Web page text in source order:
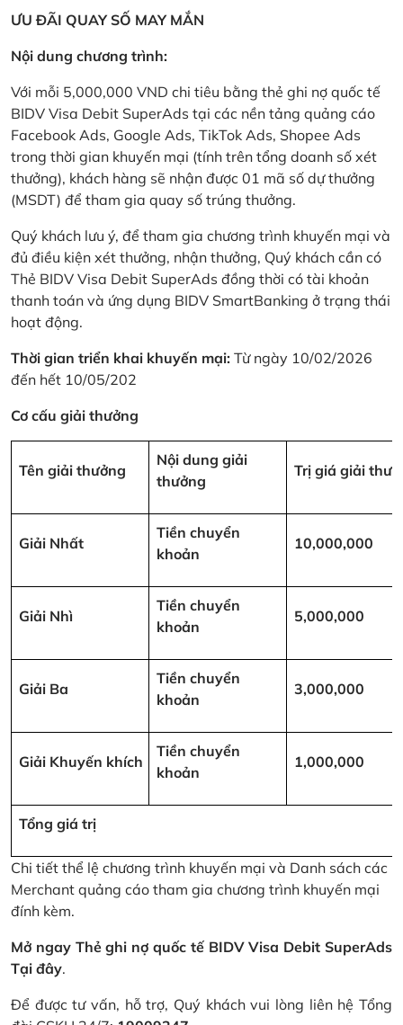
ƯU ĐÃI QUAY SỐ MAY MẮN
Nội dung chương trình:
Với mỗi 5,000,000 VND chi tiêu bằng thẻ ghi nợ quốc tế
BIDV Visa Debit SuperAds tại các nền tảng quảng cáo
Facebook Ads, Google Ads, TikTok Ads, Shopee Ads
trong thời gian khuyến mại (tính trên tổng doanh số xét
thưởng), khách hàng sẽ nhận được 01 mã số dự thưởng
(MSDT) để tham gia quay số trúng thưởng.
Quý khách lưu ý, để tham gia chương trình khuyến mại và
đủ điều kiện xét thưởng, nhận thưởng, Quý khách cần có
Thẻ BIDV Visa Debit SuperAds đồng thời có tài khoản
thanh toán và ứng dụng BIDV SmartBanking ở trạng thái
hoạt động.
Thời gian triển khai khuyến mại: Từ ngày 10/02/2026
đến hết 10/05/202
Cơ cấu giải thưởng
Tên giải thưởng
Nội dung giải
thưởng
Trị giá giải
Giải Nhất
Tiền chuyển
khoản
10,000,000
Giải Nhì
Tiền chuyển
khoản
5,000,000
Giải Ba
Tiền chuyển
khoản
3,000,000
Giải Khuyến khích
Tiền chuyển
khoản
1,000,000
Tổng giá trị
Chi tiết thể lệ chương trình khuyến mại và Danh sách các
Merchant quảng cáo tham gia chương trình khuyến mại
đính kèm.
Mở ngay Thẻ ghi nợ quốc tế BIDV Visa Debit SuperAds
Tại đây.
Để được tư vấn, hỗ trợ, Quý khách vui lòng liên hệ Tổng